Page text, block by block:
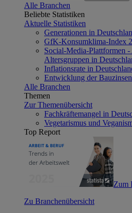
Alle Branchen
Beliebte Statistiken
Aktuelle Statistiken
Generationen in
GfK-Konsumklima-Index
Social-Media-Plattformen
Altersgruppen in
Inflationsrate in
Entwicklung der
Alle Branchen
Themen
Zur Themenübersicht
Fachkräftemangel in
Vegetarismus und
Top Report
Zum
Zu Branchenübersicht